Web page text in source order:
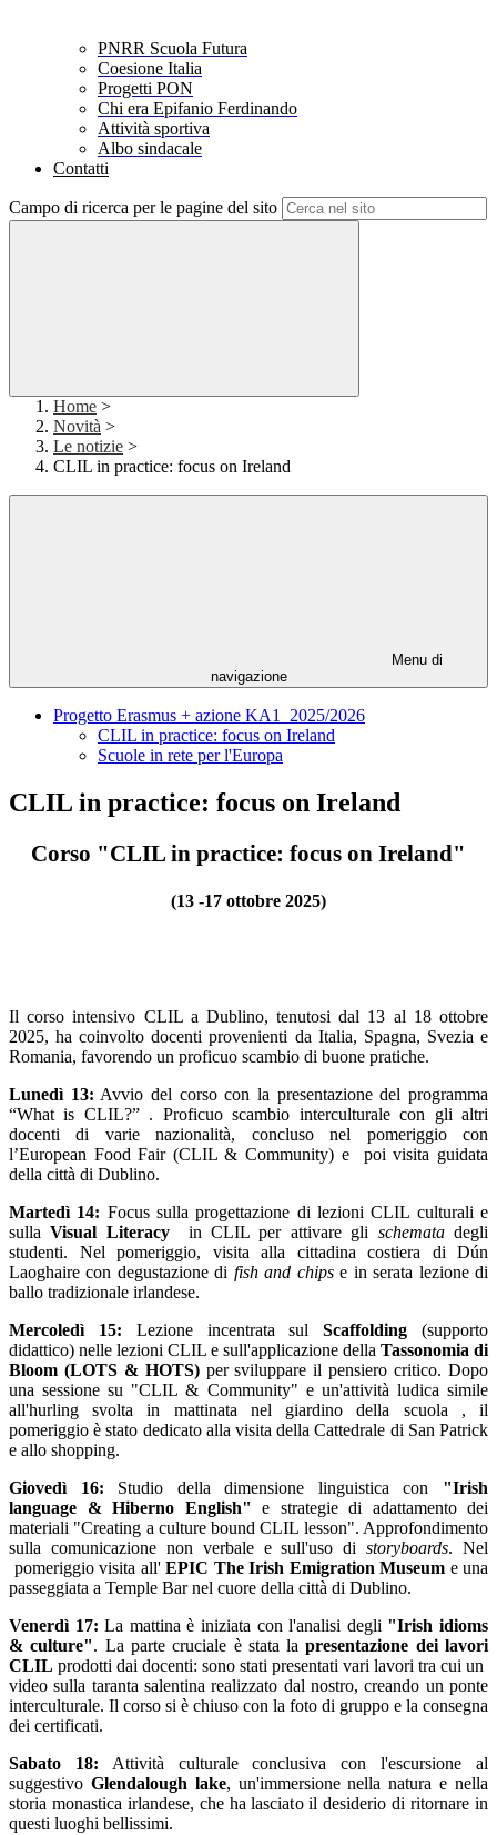
PNRR Scuola Futura
Coesione Italia
Progetti PON
Chi era Epifanio Ferdinando
Attività sportiva
Albo sindacale
Contatti
Campo di ricerca per le pagine del sito
Home >
Novità >
Le notizie >
CLIL in practice: focus on Ireland
Menu di
navigazione
Progetto Erasmus + azione KA1 2025/2026
CLIL in practice: focus on Ireland
Scuole in rete per l'Europa
CLIL in practice: focus on Ireland
Corso "CLIL in practice: focus on Ireland"
(13 -17 ottobre 2025)
Il corso intensivo CLIL a Dublino, tenutosi dal 13 al 18 ottobre
2025, ha coinvolto docenti provenienti da Italia, Spagna, Svezia e
Romania, favorendo un proficuo scambio di buone pratiche.
Lunedì 13: Avvio del corso con la presentazione del programma
“What is CLIL?” . Proficuo scambio interculturale con gli altri
docenti di varie nazionalità, concluso nel pomeriggio con
l’European Food Fair (CLIL & Community) e
poi visita guidata
della città di Dublino.
Martedì 14: Focus sulla progettazione di lezioni CLIL culturali e
sullaVisual Literacy in CLIL per attivare gli schematadegli
studenti. Nel pomeriggio, visita alla cittadina costiera di Dún
Laoghaire con degustazione di fish and chipse in serata lezione di
ballo tradizionale irlandese.
Mercoledì 15: Lezione incentrata sulScaffolding (supporto
didattico) nelle lezioni CLIL e sull'applicazione della Tassonomia di
Bloom (LOTS & HOTS)per sviluppare il pensiero critico. Dopo
una sessione su "CLIL & Community" e un'attività ludica simile
all'hurling svolta in mattinata nel giardino della scuola , il
pomeriggio è stato dedicato alla visita della Cattedrale di San Patrick
e allo shopping.
Giovedì 16: Studio della dimensione linguistica con "Irish
language & Hiberno English" e strategie di adattamento dei
materiali "Creating a culture bound CLIL lesson". Approfondimento
sulla comunicazione non verbalee sull'uso distoryboards. Nel
pomeriggio visita all' EPIC The Irish Emigration Museum e una
passeggiata a Temple Bar nel cuore della città di Dublino.
Venerdì 17: La mattina è iniziata con l'analisi degli "Irish idioms
& culture". La parte cruciale è stata lapresentazione dei lavori
CLIL prodotti dai docenti: sono stati presentati vari lavori tra cui un
video sulla taranta salentina realizzato dal nostro, creando un ponte
interculturale. Il corso si è chiuso con la foto di gruppo e la consegna
dei certificati.
Sabato 18: Attività culturale conclusiva con l'escursione al
suggestivo Glendalough lake, un'immersione nella natura e nella
storia monastica irlandese, che ha lasciato il desiderio di ritornare in
questi luoghi bellissimi.